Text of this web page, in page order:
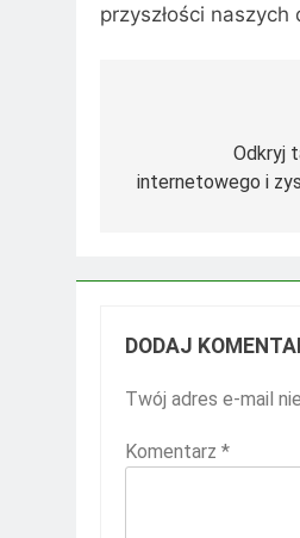
przyszłości
Odkryj
internetowego i
DODAJ
Twój adres e-mail
Komentarz *